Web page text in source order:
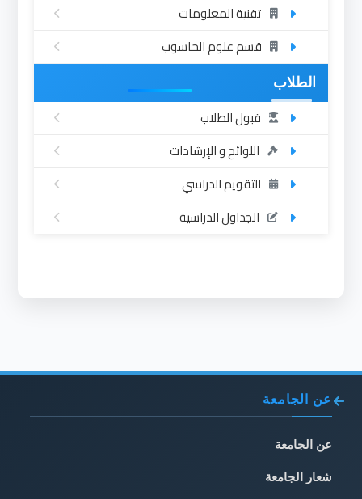
تقنية المعلومات
قسم علوم الحاسوب
الطلاب
قبول الطلاب
اللوائح و الإرشادات
التقويم الدراسي
الجداول الدراسية
عن الجامعة
عن الجامعة
شعار الجامعة